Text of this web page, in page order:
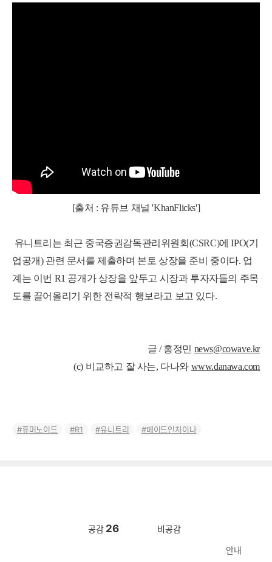
[출처 : 유튜브 채널 'KhanFlicks']
유니트리는 최근 중국증권감독관리위원회(CSRC)에 IPO(기
업공개) 관련 문서를 제출하며 본토 상장을 준비 중이다. 업
계는 이번 R1 공개가 상장을 앞두고 시장과 투자자들의 주목
도를 끌어올리기 위한 전략적 행보라고 보고 있다.
글 / 홍정민 news@cowave.kr
(c) 비교하고 잘 사는, 다나와 www.danawa.com
휴머노이드 R1 유니트리 메이드인차이나
공감 26 비공감
안내